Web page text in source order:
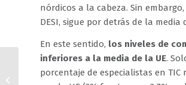
nórdicos a la cabeza. Sin
DESI, sigue por detrás de la
En este sentido, los niveles de
inferiores a la media de la UE.
porcentaje de especialistas en
XIV INNOVATION DAY –
Madrid, 2 de julio de